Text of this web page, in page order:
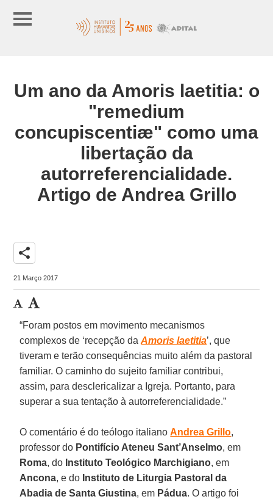
Um ano da Amoris laetitia: o
"remedium
concupiscentiæ" como uma
libertação da
autorreferencialidade.
Artigo de Andrea Grillo
share
21 Março 2017
“Foram postos em movimento mecanismos
complexos de ‘recepção daAmoris laetitia’, que
tiveram e terão consequências muito além da pastoral
familiar. O caminho do sujeito familiar contribui,
assim, para desclericalizar a Igreja. Portanto, para
superar a sua tentação à autorreferencialidade.”
O comentário é do teólogo italianoAndrea Grillo,
professor do Pontifício Ateneu Sant’Anselmo, em
Roma, do Instituto Teológico Marchigiano, em
Ancona, e do Instituto de Liturgia Pastoral da
Abadia de Santa Giustina, em Pádua. O artigo foi